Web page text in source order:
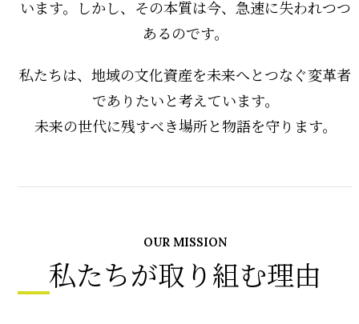
います。しかし、その本質は今、急速に失われつつ
あるのです。
私たちは、地域の文化資産を未来へとつなぐ変革者
でありたいと考えています。
未来の世代に残すべき場所と物語を守ります。
OUR MISSION
私たちが取り組む理由